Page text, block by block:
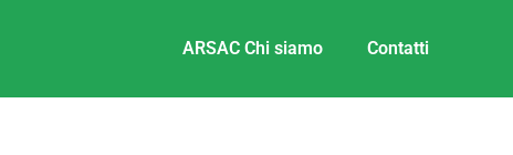
ARSAC Chi siamo Contatti